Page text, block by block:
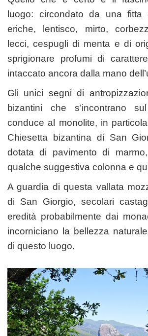
luogo: circondato da una fitta
eriche, lentisco, mirto,
lecci, cespugli di menta e di
sprigionare profumi di
intaccato ancora dalla mano
Gli unici segni di
bizantini che s’incontrano
conduce al monolite, in
Chiesetta bizantina di San
dotata di pavimento di
qualche suggestiva colonna e
A guardia di questa vallata
di San Giorgio, secolari
eredità probabilmente dai
incorniciano la bellezza
di questo luogo.